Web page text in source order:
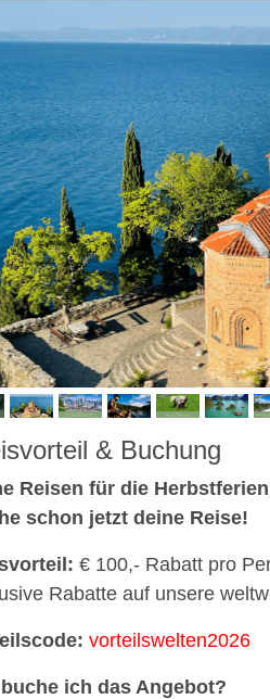
& Buchung
Reisen für die
schon jetzt deine Reise!
€ 100,- Rabatt pro
Rabatte auf unsere
vorteilswelten2026
ich das Angebot?